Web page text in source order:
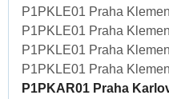
P1PKLE01 Praha
P1PKLE01 Praha
P1PKLE01 Praha
P1PKLE01 Praha
P1PKAR01 Praha